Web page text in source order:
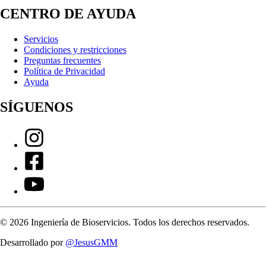
CENTRO DE AYUDA
Servicios
Condiciones y restricciones
Preguntas frecuentes
Política de Privacidad
Ayuda
SÍGUENOS
© 2026 Ingeniería de Bioservicios. Todos los derechos reservados.
Desarrollado por @JesusGMM